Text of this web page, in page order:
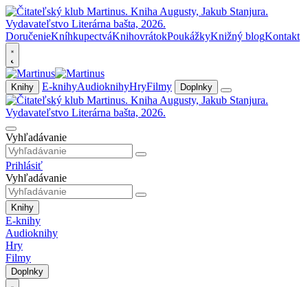
DoručenieKníhkupectváKnihovrátokPoukážkyKnižný blogKontakt
Knihy E-knihyAudioknihyHryFilmy Doplnky
Vyhľadávanie
Prihlásiť
Vyhľadávanie
Knihy
E-knihy
Audioknihy
Hry
Filmy
Doplnky